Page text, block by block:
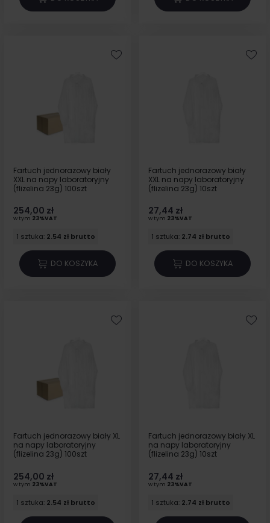
Fartuch jednorazowy biały
XXL na napy laboratoryjny
(flizelina 23g) 100szt
254,00 zł
w tym 23%VAT
1 sztuka: 2.54 zł brutto
DO KOSZYKA
Fartuch jednorazowy biały
XXL na napy laboratoryjny
(flizelina 23g) 10szt
27,44 zł
w tym 23%VAT
1 sztuka: 2.74 zł brutto
DO KOSZYKA
Fartuch jednorazowy biały XL
na napy laboratoryjny
(flizelina 23g) 100szt
254,00 zł
w tym 23%VAT
1 sztuka: 2.54 zł brutto
Fartuch jednorazowy biały XL
na napy laboratoryjny
(flizelina 23g) 10szt
27,44 zł
w tym 23%VAT
1 sztuka: 2.74 zł brutto